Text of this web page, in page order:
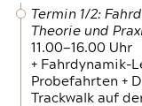
Termin 1/2:
Theorie und
11.00—16.00 Uhr
+ Fahrdynamik-
Probefahrten +
Trackwalk auf